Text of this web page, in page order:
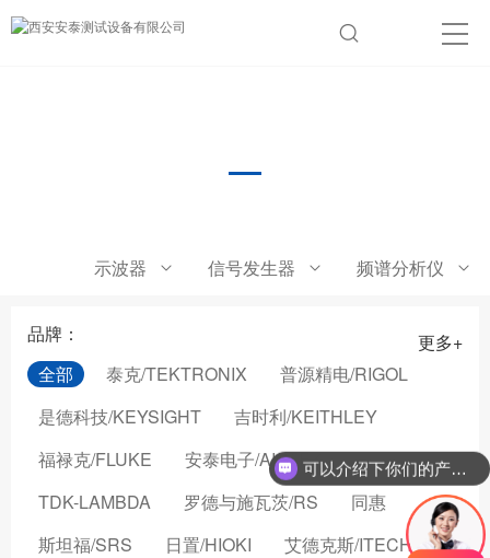
示波器 信号发生器 频谱分析仪
品牌：
全部
泰克/TEKTRONIX
普源精电/RIGOL
是德科技/KEYSIGHT
吉时利/KEITHLEY
福禄克/FLUKE
安泰电子/AIGTEK
TDK-LAMBDA
罗德与施瓦茨/RS
同惠
斯坦福/SRS
日置/HIOKI
艾德克斯/ITECH
更多+
可以介绍下你们的产品么？
现在有优惠活动么？